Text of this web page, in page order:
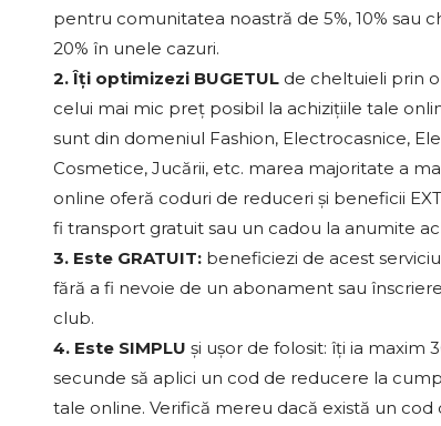
pentru comunitatea noastră de 5%, 10% sau
20% în unele cazuri.
2. Îți optimizezi BUGETUL de cheltuieli prin
celui mai mic preț posibil la achizițiile tale
sunt din domeniul Fashion, Electrocasnice,
Cosmetice, Jucării, etc. marea majoritate a
online oferă coduri de reduceri și beneficii
fi transport gratuit sau un cadou la anumite
3. Este GRATUIT: beneficiezi de acest
fără a fi nevoie de un abonament sau
club.
4. Este SIMPLU și ușor de folosit: îți ia maxim
secunde să aplici un cod de reducere la
tale online. Verifică mereu dacă există un cod